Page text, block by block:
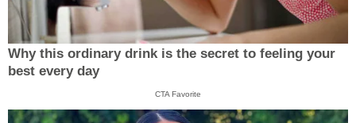
Why this ordinary drink is the secret to feeling your
best every day
CTA Favorite